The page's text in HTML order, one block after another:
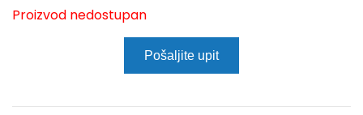
Proizvod nedostupan
Pošaljite upit